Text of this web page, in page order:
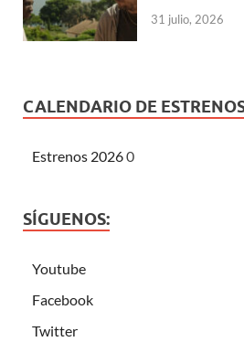
31 julio, 2026
CALENDARIO DE
Estrenos 20260
SÍGUENOS:
Youtube
Facebook
Twitter